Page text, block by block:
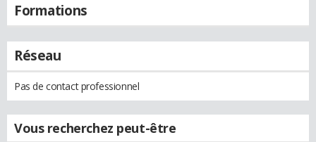
Formations
Réseau
Pas de contact professionnel
Vous recherchez peut-être